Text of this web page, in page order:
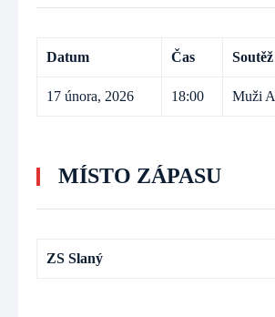
Datum Čas Soutěž
17 února, 2026 18:00 Muži A
MÍSTO ZÁPASU
ZS Slaný